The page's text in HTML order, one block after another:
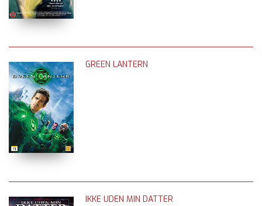
GREEN LANTERN
IKKE UDEN MIN DATTER